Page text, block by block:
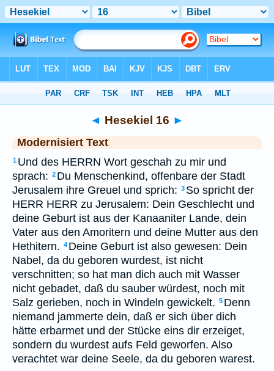
◄ Hesekiel 16 ►
Modernisiert Text
1 Und des HERRN Wort geschah zu mir und
sprach: 2 Du Menschenkind, offenbare der Stadt
Jerusalem ihre Greuel und sprich: 3 So spricht der
HERR HERR zu Jerusalem: Dein Geschlecht und
deine Geburt ist aus der Kanaaniter Lande, dein
Vater aus den Amoritern und deine Mutter aus den
Hethitern. 4 Deine Geburt ist also gewesen: Dein
Nabel, da du geboren wurdest, ist nicht
verschnitten; so hat man dich auch mit Wasser
nicht gebadet, daß du sauber würdest, noch mit
Salz gerieben, noch in Windeln gewickelt. 5 Denn
niemand jammerte dein, daß er sich über dich
hätte erbarmet und der Stücke eins dir erzeiget,
sondern du wurdest aufs Feld geworfen. Also
verachtet war deine Seele, da du geboren warest.